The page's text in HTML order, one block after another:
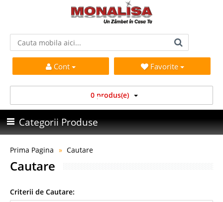
Cont Favorite
0 produs(e)
Categorii Produse
Prima Pagina Cautare
Cautare
Criterii de Cautare: